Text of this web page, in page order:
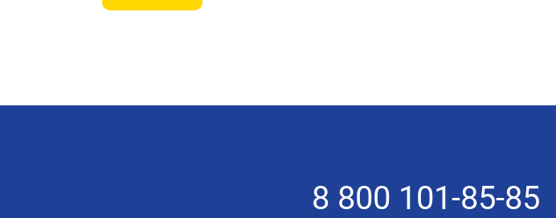
8 800 101-85-85